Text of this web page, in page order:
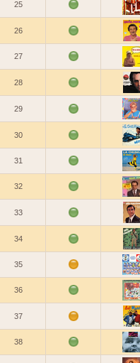
25
26
27
28
29
30
31
32
33
34
35
36
37
38